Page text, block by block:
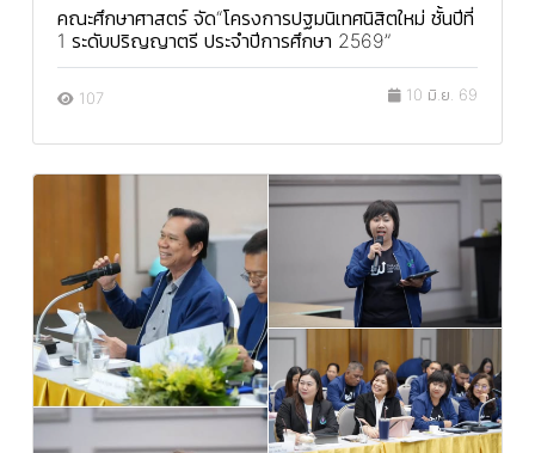
คณะศึกษาศาสตร์ จัด“โครงการปฐมนิเทศนิสิตใหม่ ชั้นปีที่
1 ระดับปริญญาตรี ประจำปีการศึกษา 2569”
107 10 มิ.ย. 69